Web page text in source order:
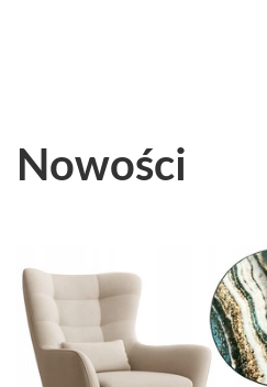
Nowości